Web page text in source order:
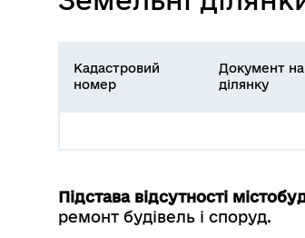
Кадастровий
номер
Документ
ділянку
Підстава відсутності
ремонт будівель і споруд.